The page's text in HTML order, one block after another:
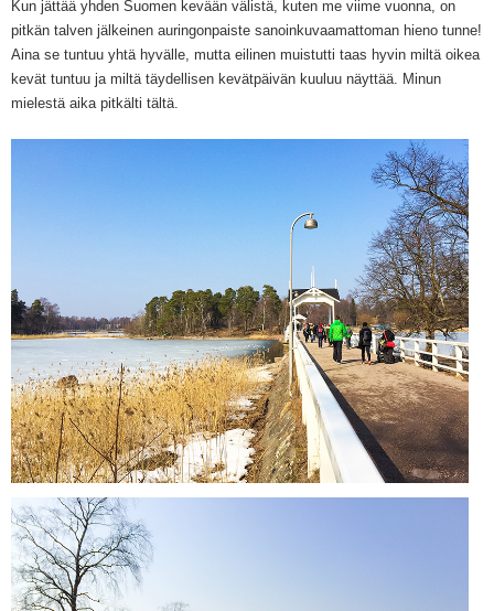
Kun jättää yhden Suomen kevään välistä, kuten me viime vuonna, on
pitkän talven jälkeinen auringonpaiste sanoinkuvaamattoman hieno tunne!
Aina se tuntuu yhtä hyvälle, mutta eilinen muistutti taas hyvin miltä oikea
kevät tuntuu ja miltä täydellisen kevätpäivän kuuluu näyttää. Minun
mielestä aika pitkälti tältä.